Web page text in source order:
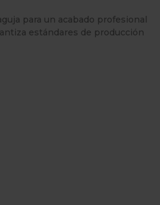
para un acabado profesional
estándares de producción